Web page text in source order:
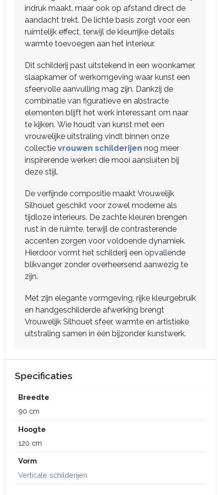
indruk maakt, maar ook op afstand direct de
aandacht trekt. De lichte basis zorgt voor een
ruimtelijk effect, terwijl de kleurrijke details
warmte toevoegen aan het interieur.
Dit schilderij past uitstekend in een woonkamer,
slaapkamer of werkomgeving waar kunst een
sfeervolle aanvulling mag zijn. Dankzij de
combinatie van figuratieve en abstracte
elementen blijft het werk interessant om naar
te kijken. Wie houdt van kunst met een
vrouwelijke uitstraling vindt binnen onze
collectie vrouwen schilderijen nog meer
inspirerende werken die mooi aansluiten bij
deze stijl.
De verfijnde compositie maakt Vrouwelijk
Silhouet geschikt voor zowel moderne als
tijdloze interieurs. De zachte kleuren brengen
rust in de ruimte, terwijl de contrasterende
accenten zorgen voor voldoende dynamiek.
Hierdoor vormt het schilderij een opvallende
blikvanger zonder overheersend aanwezig te
zijn.
Met zijn elegante vormgeving, rijke kleurgebruik
en handgeschilderde afwerking brengt
Vrouwelijk Silhouet sfeer, warmte en artistieke
uitstraling samen in één bijzonder kunstwerk.
Specificaties
Breedte
90 cm
Hoogte
120 cm
Vorm
Verticale schilderijen